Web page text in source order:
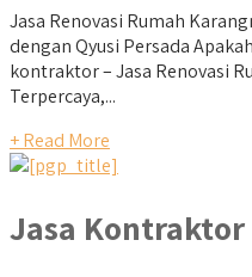
Jasa Renovasi Rumah
dengan Qyusi Persada
kontraktor – Jasa Renovasi
Terpercaya,...
+ Read More
Jasa